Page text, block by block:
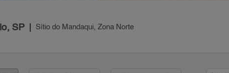
SP Sítio do Mandaqui, Zona Norte